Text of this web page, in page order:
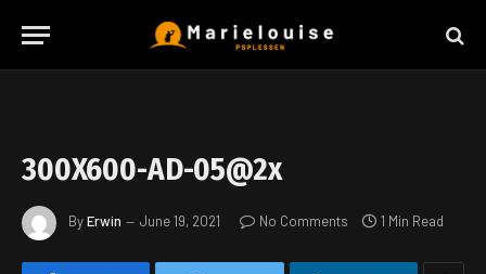
300X600-AD-05@2x
ByErwin June 19, 2021 No Comments 1 Min Read